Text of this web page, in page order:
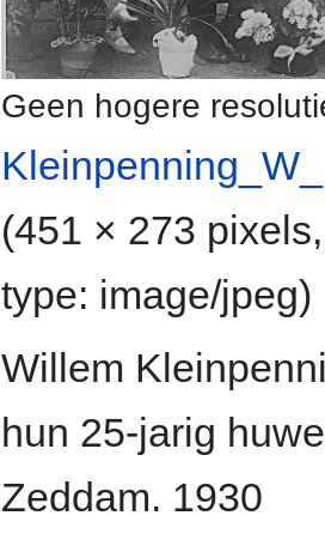
Geen hogere
(451 × 273
type: image/jpeg)
Willem
hun 25-jarig
Zeddam. 1930